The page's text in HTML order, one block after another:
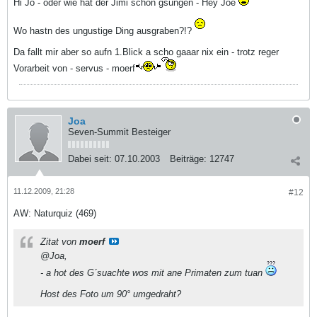
Hi Jo - oder wie hat der Jimi schon gsungen - Hey Joe
Wo hastn des ungustige Ding ausgraben?!?
Da fallt mir aber so aufn 1.Blick a scho gaaar nix ein - trotz reger
Vorarbeit von - servus - moerf
Joa
Seven-Summit Besteiger
Dabei seit: 07.10.2003 Beiträge: 12747
#12
11.12.2009, 21:28
AW: Naturquiz (469)
Zitat von moerf
@Joa,
- a hot des G´suachte wos mit ane Primaten zum tuan
Host des Foto um 90° umgedraht?